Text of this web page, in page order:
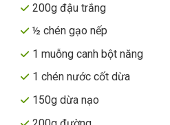
200g đậu trắng
½ chén gạo nếp
1 muỗng canh bột năng
1 chén nước cốt dừa
150g dừa nạo